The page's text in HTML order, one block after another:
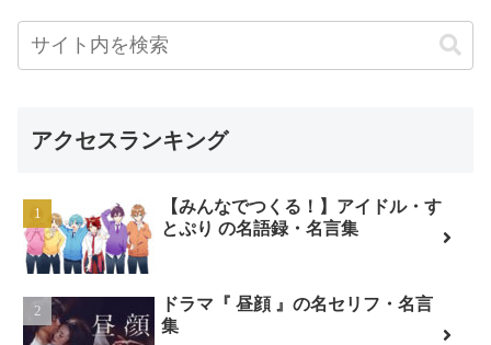
アクセスランキング
【みんなでつくる！】アイドル・す
とぷり の名語録・名言集
ドラマ『 昼顔 』の名セリフ・名言
集